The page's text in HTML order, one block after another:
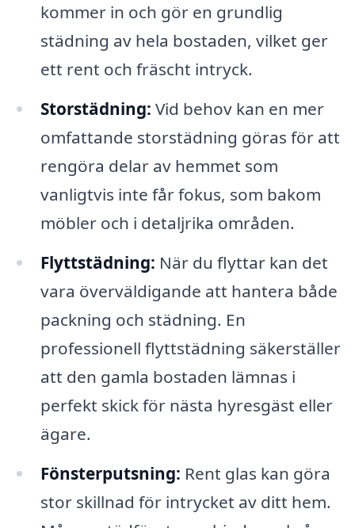
kommer in och gör en grundlig
städning av hela bostaden, vilket ger
ett rent och fräscht intryck.
Storstädning: Vid behov kan en mer
omfattande storstädning göras för att
rengöra delar av hemmet som
vanligtvis inte får fokus, som bakom
möbler och i detaljrika områden.
Flyttstädning: När du flyttar kan det
vara överväldigande att hantera både
packning och städning. En
professionell flyttstädning säkerställer
att den gamla bostaden lämnas i
perfekt skick för nästa hyresgäst eller
ägare.
Fönsterputsning: Rent glas kan göra
stor skillnad för intrycket av ditt hem.